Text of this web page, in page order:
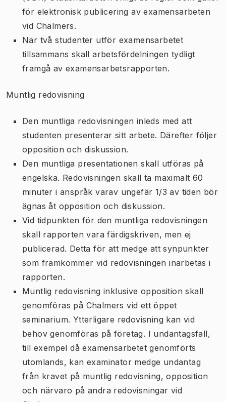
för elektronisk publicering av examensarbeten
vid Chalmers.
När två studenter utför examensarbetet
tillsammans skall arbetsfördelningen tydligt
framgå av examensarbetsrapporten.
Muntlig redovisning
Den muntliga redovisningen inleds med att
studenten presenterar sitt arbete. Därefter följer
opposition och diskussion.
Den muntliga presentationen skall utföras på
engelska. Redovisningen skall ta maximalt 60
minuter i anspråk varav ungefär 1/3 av tiden bör
ägnas åt opposition och diskussion.
Vid tidpunkten för den muntliga redovisningen
skall rapporten vara färdigskriven, men ej
publicerad. Detta för att medge att synpunkter
som framkommer vid redovisningen inarbetas i
rapporten.
Muntlig redovisning inklusive opposition skall
genomföras på Chalmers vid ett öppet
seminarium. Ytterligare redovisning kan vid
behov genomföras på företag. I undantagsfall,
till exempel då examensarbetet genomförts
utomlands, kan examinator medge undantag
från kravet på muntlig redovisning, opposition
och närvaro på andra redovisningar vid